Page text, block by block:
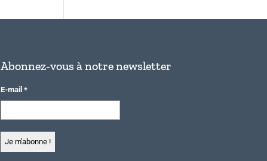
Abonnez-vous à notre newsletter
E-mail *